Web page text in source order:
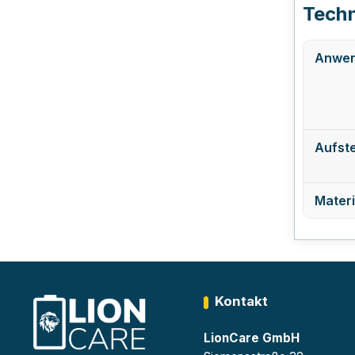
Kontakt
LionCare GmbH